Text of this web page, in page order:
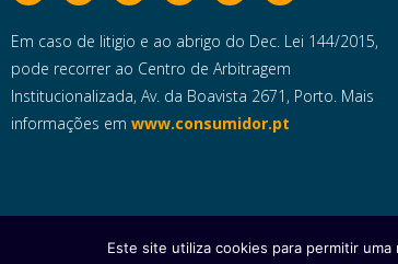
Em caso de litigio e ao abrigo do Dec. Lei 144/2015,
pode recorrer ao Centro de Arbitragem
Institucionalizada, Av. da Boavista 2671, Porto. Mais
informações em www.consumidor.pt
Copyright © 2025 e- Global Notícias em Português |
Este site utiliza cookies para permitir